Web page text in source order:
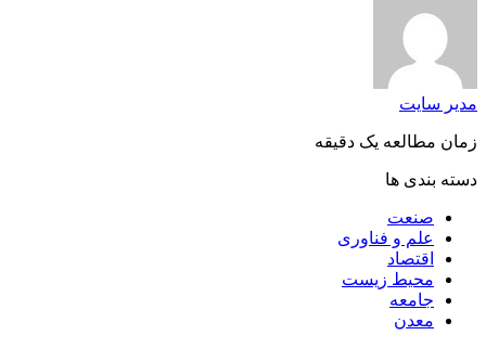
مدیر سایت
زمان مطالعه یک دقیقه
دسته بندی ها
صنعت
علم و فناوری
اقتصاد
محیط زیست
جامعه
معدن